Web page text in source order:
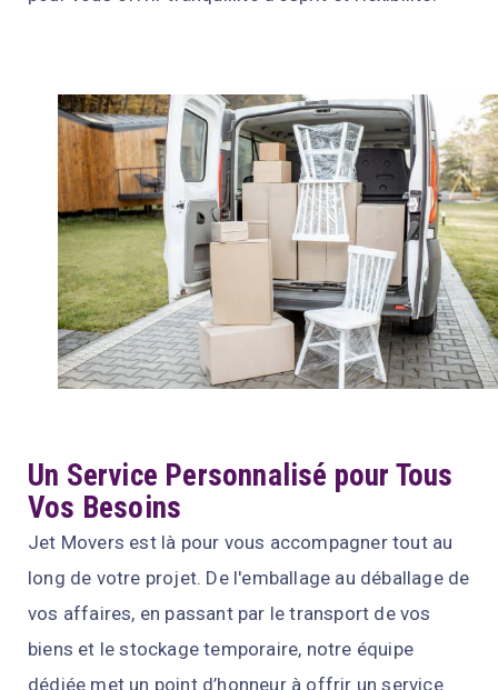
Un Service Personnalisé pour Tous
Vos Besoins
Jet Movers est là pour vous accompagner tout au
long de votre projet. De l'emballage au déballage de
vos affaires, en passant par le transport de vos
biens et le stockage temporaire, notre équipe
dédiée met un point d’honneur à offrir un service